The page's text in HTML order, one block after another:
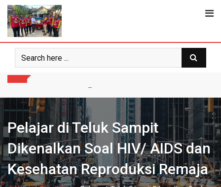
Skip
content
Pelajar di Teluk Sampit
Dikenalkan Soal HIV/ AIDS dan
Kesehatan Reproduksi Remaja